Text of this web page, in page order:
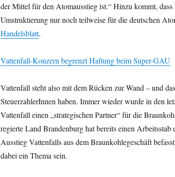
der Mittel für den Atomausstieg ist.“ Hinzu kommt,
Umstruktierung nur noch teilweise für die deutschen
Handelsblatt.
Vattenfall-Konzern begrenzt Haftung beim Super-GAU
Vattenfall steht also mit dem Rücken zur Wand – und
SteuerzahlerInnen haben. Immer wieder wurde in den
Vattenfall einen „strategischen Partner“ für die
regierte Land Brandenburg hat bereits einen
Ausstieg Vattenfalls aus dem Braunkohlegeschäft
dabei ein Thema sein.